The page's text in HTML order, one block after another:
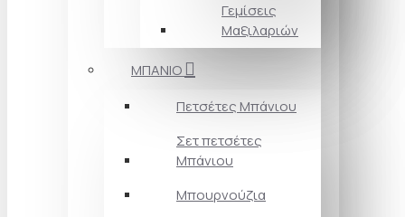
Γεμίσεις
Μαξιλαριών
ΜΠΑΝΙΟ
Πετσέτες Mπάνιου
Σετ πετσέτες
Mπάνιου
Μπουρνούζια